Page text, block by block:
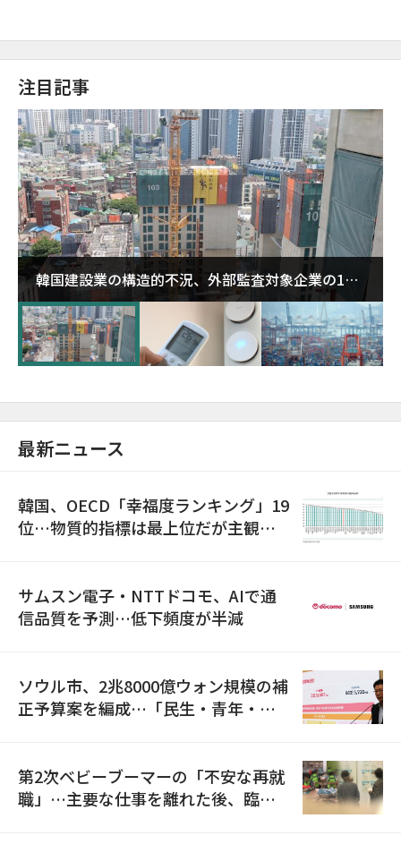
注目記事
韓国建設業の構造的不況、外部監査対象企業の1割
超が「ゾンビ企業」に…5年で2.8倍増
最新ニュース
韓国、OECD「幸福度ランキング」19
位…物質的指標は最上位だが主観的
サムスン電子・NTTドコモ、AIで通
信品質を予測…低下頻度が半減
ソウル市、2兆8000億ウォン規模の補
正予算案を編成…「民生・青年・安
第2次ベビーブーマーの「不安な再就
職」…主要な仕事を離れた後、臨時